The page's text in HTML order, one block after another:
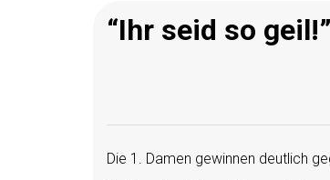
“Ihr seid so geil!”
Die 1. Damen gewinnen deutlich